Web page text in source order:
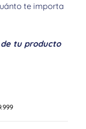
te importa
tu producto